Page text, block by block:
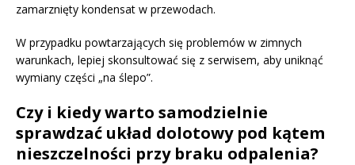
zamarznięty kondensat w przewodach.
W przypadku powtarzających się problemów w zimnych
warunkach, lepiej skonsultować się z serwisem, aby uniknąć
wymiany części „na ślepo”.
Czy i kiedy warto samodzielnie
sprawdzać układ dolotowy pod kątem
nieszczelności przy braku odpalenia?